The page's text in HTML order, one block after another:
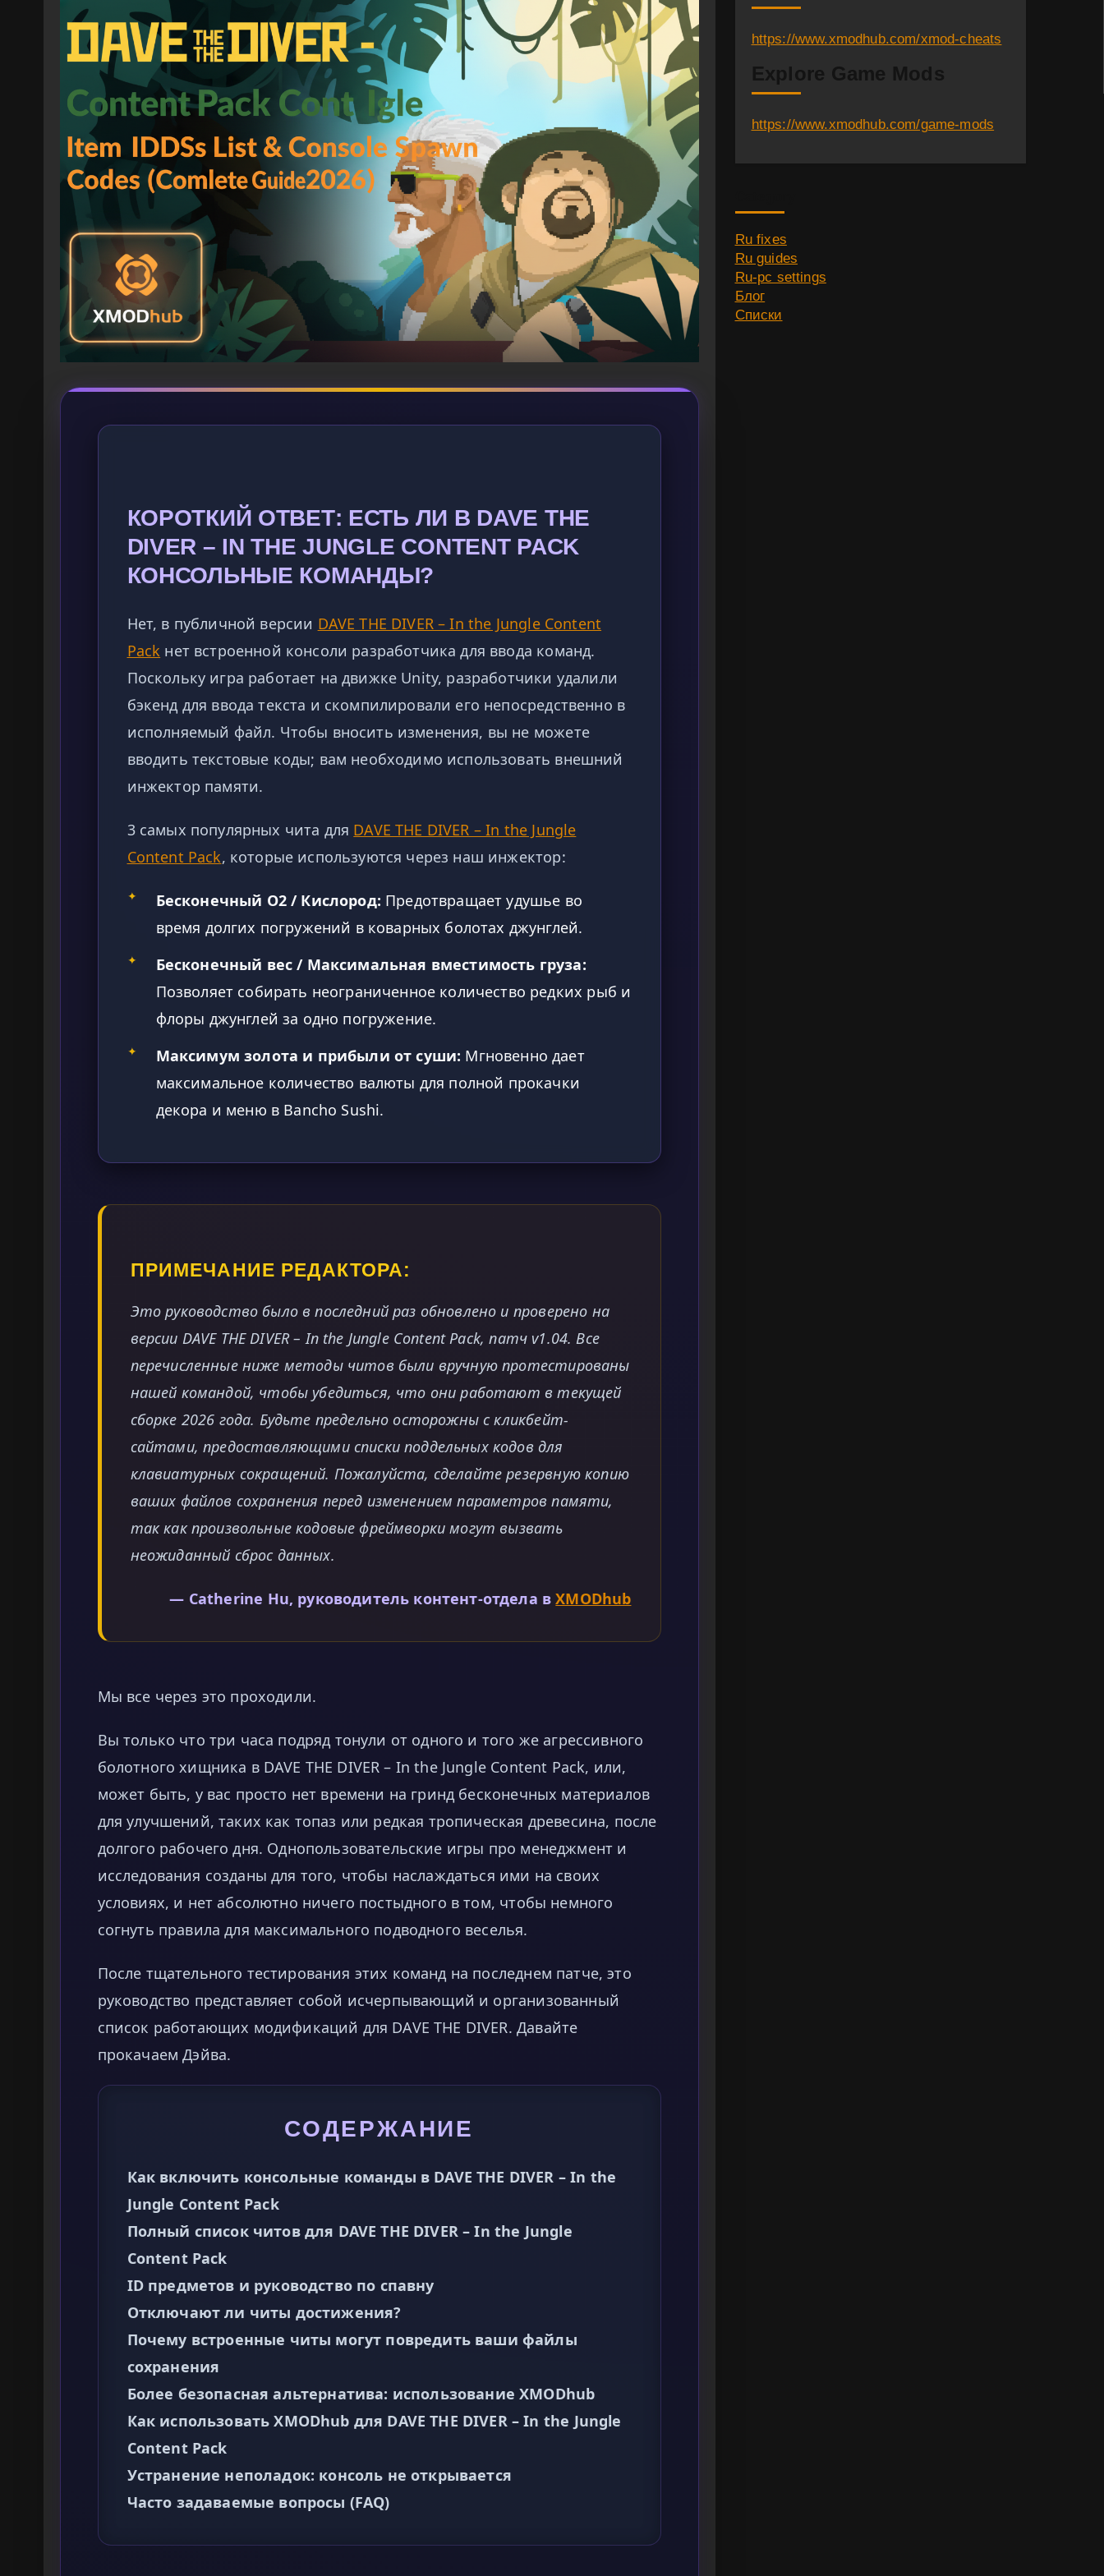
КОРОТКИЙ ОТВЕТ: ЕСТЬ ЛИ В DAVE THE
DIVER – IN THE JUNGLE CONTENT PACK
КОНСОЛЬНЫЕ КОМАНДЫ?
Нет, в публичной версии DAVE THE DIVER – In the Jungle Content
Pack нет встроенной консоли разработчика для ввода команд.
Поскольку игра работает на движке Unity, разработчики удалили
бэкенд для ввода текста и скомпилировали его непосредственно в
исполняемый файл. Чтобы вносить изменения, вы не можете
вводить текстовые коды; вам необходимо использовать внешний
инжектор памяти.
3 самых популярных чита для DAVE THE DIVER – In the Jungle
Content Pack, которые используются через наш инжектор:
✦ Бесконечный O2 / Кислород: Предотвращает удушье во
время долгих погружений в коварных болотах джунглей.
✦
Бесконечный вес / Максимальная вместимость груза:
Позволяет собирать неограниченное количество редких рыб и
флоры джунглей за одно погружение.
✦ Максимум золота и прибыли от суши: Мгновенно дает
максимальное количество валюты для полной прокачки
декора и меню в Bancho Sushi.
ПРИМЕЧАНИЕ РЕДАКТОРА:
Это руководство было в последний раз обновлено и проверено на
версии DAVE THE DIVER – In the Jungle Content Pack, патч v1.04. Все
перечисленные ниже методы читов были вручную протестированы
нашей командой, чтобы убедиться, что они работают в текущей
сборке 2026 года. Будьте предельно осторожны с кликбейт-
сайтами, предоставляющими списки поддельных кодов для
клавиатурных сокращений. Пожалуйста, сделайте резервную копию
ваших файлов сохранения перед изменением параметров памяти,
так как произвольные кодовые фреймворки могут вызвать
неожиданный сброс данных.
— Catherine Hu, руководитель контент-отдела вXMODhub
Мы все через это проходили.
Вы только что три часа подряд тонули от одного и того же агрессивного
болотного хищника в DAVE THE DIVER – In the Jungle Content Pack, или,
может быть, у вас просто нет времени на гринд бесконечных материалов
для улучшений, таких как топаз или редкая тропическая древесина, после
долгого рабочего дня. Однопользовательские игры про менеджмент и
исследования созданы для того, чтобы наслаждаться ими на своих
условиях, и нет абсолютно ничего постыдного в том, чтобы немного
согнуть правила для максимального подводного веселья.
После тщательного тестирования этих команд на последнем патче, это
руководство представляет собой исчерпывающий и организованный
список работающих модификаций для DAVE THE DIVER. Давайте
прокачаем Дэйва.
СОДЕРЖАНИЕ
Как включить консольные команды в DAVE THE DIVER – In the
Jungle Content Pack
Полный список читов для DAVE THE DIVER – In the Jungle
Content Pack
ID предметов и руководство по спавну
Отключают ли читы достижения?
Почему встроенные читы могут повредить ваши файлы
сохранения
Более безопасная альтернатива: использование XMODhub
Как использовать XMODhub для DAVE THE DIVER – In the Jungle
Content Pack
Устранение неполадок: консоль не открывается
Часто задаваемые вопросы (FAQ)
https://www.xmodhub.com/xmod-cheats
Explore Game Mods
https://www.xmodhub.com/game-mods
Ru fixes
Ru guides
Ru-pc settings
Блог
Списки